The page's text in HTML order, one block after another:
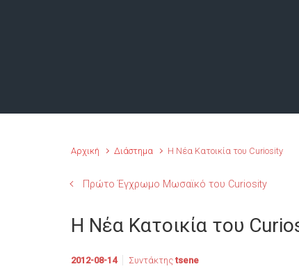
Αρχική Διάστημα Η Νέα Κατοικία του Curiosity
Πρώτο Έγχρωμο Μωσαϊκό του Curiosity
Η Νέα Κατοικία του
2012-08-14 Συντάκτης tsene